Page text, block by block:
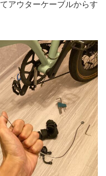
アウターケーブルからす